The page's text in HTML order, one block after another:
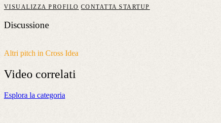
VISUALIZZA PROFILO CONTATTA STARTUP
Discussione
Altri pitch in Cross Idea
Video correlati
Esplora la categoria